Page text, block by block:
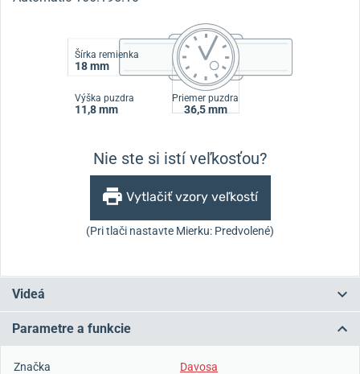
Šírka remienka
18 mm
Výška puzdra
11,8 mm
Priemer puzdra
36,5 mm
Nie ste si istí veľkosťou?
Vytlačiť vzory veľkostí
(Pri tlači nastavte Mierku: Predvolené)
Videá
Parametre a funkcie
Značka
Davosa